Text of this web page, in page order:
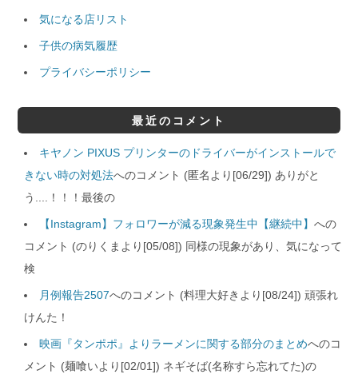
気になる店リスト
子供の病気履歴
プライバシーポリシー
最近のコメント
キヤノン PIXUS プリンターのドライバーがインストールで
きない時の対処法へのコメント (匿名より[06/29]) ありがと
う....！！！最後の
【Instagram】フォロワーが減る現象発生中【継続中】への
コメント (のりくまより[05/08]) 同様の現象があり、気になって
検
月例報告2507へのコメント (料理大好きより[08/24]) 頑張れ
けんた！
映画『タンポポ』よりラーメンに関する部分のまとめへのコ
メント (麺喰いより[02/01]) ネギそば(名称すら忘れてた)の